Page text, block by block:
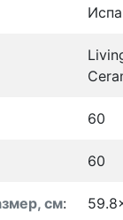
60
60
см: